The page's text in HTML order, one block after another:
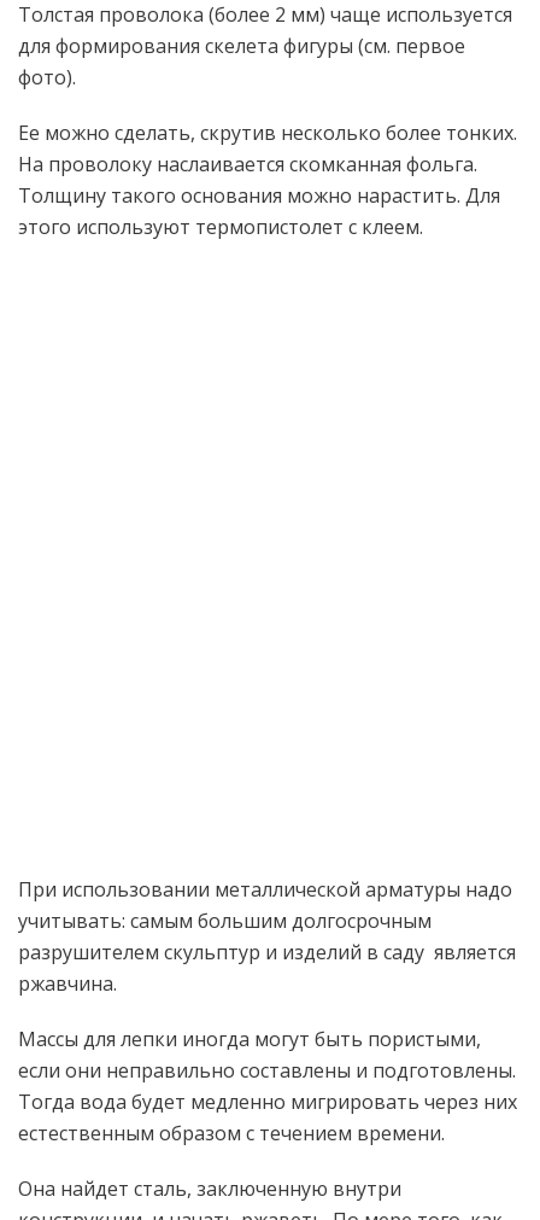
Толстая проволока (более 2 мм) чаще используется
для формирования скелета фигуры (см. первое
фото).
Ее можно сделать, скрутив несколько более тонких.
На проволоку наслаивается скомканная фольга.
Толщину такого основания можно нарастить. Для
этого используют термопистолет с клеем.
При использовании металлической арматуры надо
учитывать: самым большим долгосрочным
разрушителем скульптур и изделий в саду является
ржавчина.
Массы для лепки иногда могут быть пористыми,
если они неправильно составлены и подготовлены.
Тогда вода будет медленно мигрировать через них
естественным образом с течением времени.
Она найдет сталь, заключенную внутри